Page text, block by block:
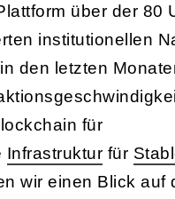
über der 80
institutionellen
den letzten
für
Infrastruktur für
wir einen Blick auf